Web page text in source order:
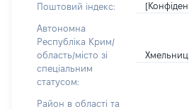
Поштовий індекс:
Автономна
Республіка Крим/
область/місто зі
спеціальним
статусом:
Район в області та